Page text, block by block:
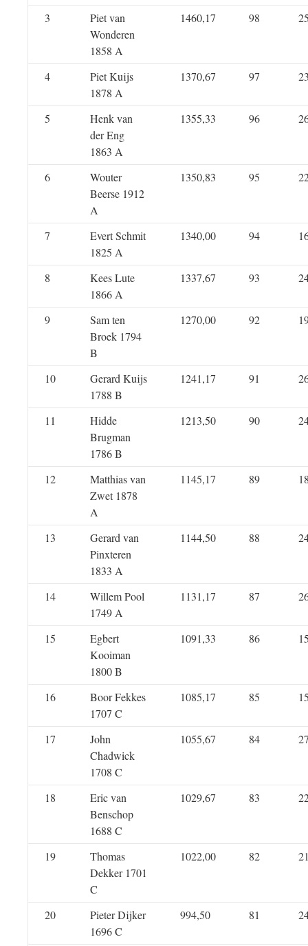
3
Piet van
Wonderen
1858 A
1460,17 98
4
Piet Kuijs
1878 A
1370,67 97
5
Henk van
der Eng
1863 A
1355,33 96
6
Wouter
Beerse 1912
A
1350,83 95
7
Evert Schmit
1825 A
1340,00 94
8
Kees Lute
1866 A
1337,67 93
9
Sam ten
Broek 1794
B
1270,00 92
10
Gerard Kuijs
1788 B
1241,17 91
11
Hidde
Brugman
1786 B
1213,50 90
12
Matthias van
Zwet 1878
A
1145,17 89
13
Gerard van
Pinxteren
1833 A
1144,50 88
14
Willem Pool
1749 A
1131,17 87
15
Egbert
Kooiman
1800 B
1091,33 86
16
Boor Fekkes
1707 C
1085,17 85
17
John
Chadwick
1708 C
1055,67 84
18
Eric van
Benschop
1688 C
1029,67 83
19
Thomas
Dekker 1701
C
1022,00 82
20
Pieter Dijker
1696 C
994,50 81